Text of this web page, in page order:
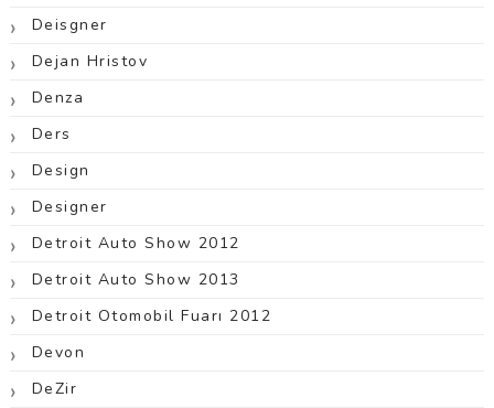
Deisgner
Dejan Hristov
Denza
Ders
Design
Designer
Detroit Auto Show 2012
Detroit Auto Show 2013
Detroit Otomobil Fuarı 2012
Devon
DeZir